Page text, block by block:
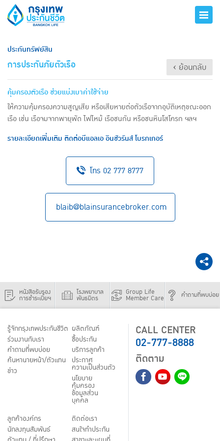
ประกันทรัพย์สิน
การประกันภัยตัวเรือ ‹ ย้อนกลับ
คุ้มครองตัวเรือ ช่วยแบ่งเบาค่าใช้จ่าย
ให้ความคุ้มครองความสูญเสีย หรือเสียหายต่อตัวเรือจากอุบัติเหตุขณะออก
เรือ เช่น เรือจมจากพายุพัด ไฟไหม้ เรือชนกัน หรือชนหินโสโครก ฯลฯ
รายละเอียดเพิ่มเติม ติดต่อบีแอลเอ อินชัวรันส์ โบรกเกอร์
โทร 02 777 8777
blaib@blainsurancebroker.com
หนังสือรับรอง
การชำระเบี้ยฯ
โรงพยาบาล
พันธมิตร
Group Life
Member Care คำถามที่พบบ่อย
รู้จักกรุงเทพประกันชีวิต
ร่วมงานกับเรา
คำถามที่พบบ่อย
ค้นหานายหน้า/ตัวแทน
ข่าว
ผลิตภัณฑ์
ชื้อประกัน
บริการลูกค้า
ประกาศ
ความเป็นส่วนตัว
นโยบาย
คุ้มครอง
ข้อมูลส่วน
บุคคล
ลูกค้าองค์กร
นักลงทุนสัมพันธ์
ติดต่อเรา
สนใจทำประกัน
CALL CENTER
02-777-8888
ติดตาม